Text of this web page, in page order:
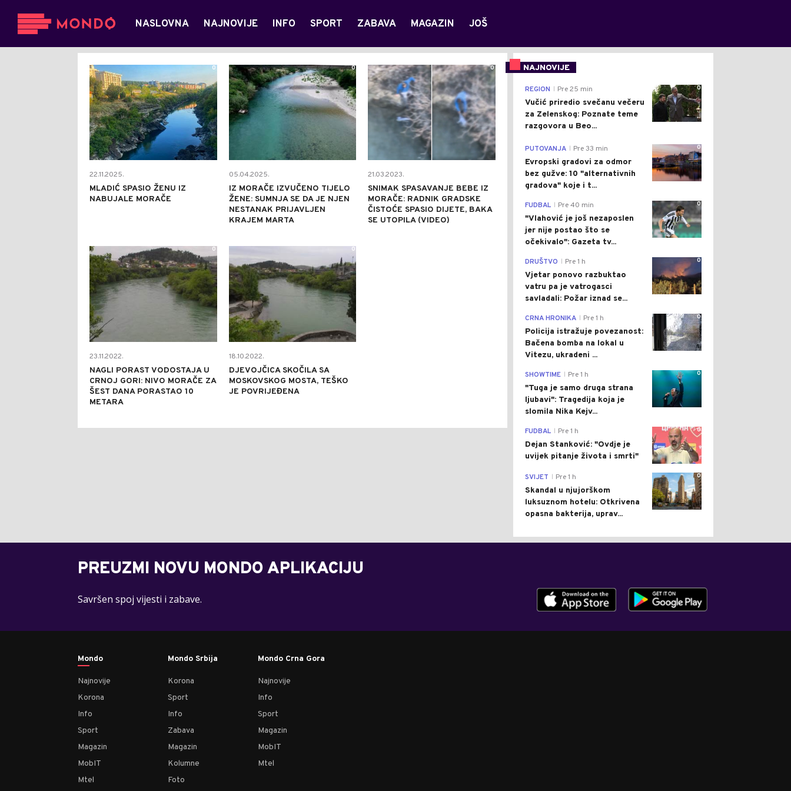
NASLOVNA NAJNOVIJE INFO SPORT ZABAVA MAGAZIN JOŠ
22.11.2025.
MLADIĆ SPASIO ŽENU IZ
NABUJALE MORAČE
0
05.04.2025.
IZ MORAČE IZVUČENO TIJELO
ŽENE: SUMNJA SE DA JE NJEN
NESTANAK PRIJAVLJEN
KRAJEM MARTA
0
21.03.2023.
SNIMAK SPASAVANJE BEBE IZ
MORAČE: RADNIK GRADSKE
ČISTOĆE SPASIO DIJETE, BAKA
SE UTOPILA (VIDEO)
0
23.11.2022.
NAGLI PORAST VODOSTAJA U
CRNOJ GORI: NIVO MORAČE ZA
ŠEST DANA PORASTAO 10
METARA
0
18.10.2022.
DJEVOJČICA SKOČILA SA
MOSKOVSKOG MOSTA, TEŠKO
JE POVRIJEĐENA
0
NAJNOVIJE
0
REGION Pre 25 min
Vučić priredio svečanu večeru
za Zelenskog: Poznate teme
razgovora u Beo...
0
PUTOVANJA Pre 33 min
Evropski gradovi za odmor
bez gužve: 10 "alternativnih
gradova" koje i t...
0
FUDBAL Pre 40 min
"Vlahović je još nezaposlen
jer nije postao što se
očekivalo": Gazeta tv...
0
DRUŠTVO Pre 1 h
Vjetar ponovo razbuktao
vatru pa je vatrogasci
savladali: Požar iznad se...
0
CRNA HRONIKA Pre 1 h
Policija istražuje povezanost:
Bačena bomba na lokal u
Vitezu, ukradeni ...
0
SHOWTIME Pre 1 h
"Tuga je samo druga strana
ljubavi": Tragedija koja je
slomila Nika Kejv...
0
FUDBAL Pre 1 h
Dejan Stanković: "Ovdje je
uvijek pitanje života i smrti"
0
SVIJET Pre 1 h
Skandal u njujorškom
luksuznom hotelu: Otkrivena
opasna bakterija, uprav...
PREUZMI NOVU MONDO APLIKACIJU
Savršen spoj vijesti i zabave.
Mondo
Najnovije
Korona
Info
Sport
Magazin
MobIT
Mtel
Mondo Srbija
Korona
Sport
Info
Zabava
Magazin
Kolumne
Foto
Mondo Crna Gora
Najnovije
Info
Sport
Magazin
MobIT
Mtel